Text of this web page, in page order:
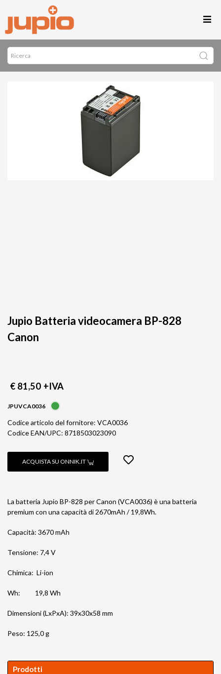
Jupio Batteria videocamera BP-828
Canon
€ 81,50 +IVA
JPUVCA0036
Codice articolo del fornitore: VCA0036
Codice EAN/UPC: 8718503023090
ACQUISTA SU ONNIK.IT
La batteria Jupio BP-828 per Canon (VCA0036) è una batteria
premium con una capacità di 2670mAh / 19,8Wh.
Capacità: 3670 mAh
Tensione: 7,4 V
Chimica: Li-ion
Wh: 19,8 Wh
Dimensioni (LxPxA): 39x30x58 mm
Peso: 125,0 g
Prodotti